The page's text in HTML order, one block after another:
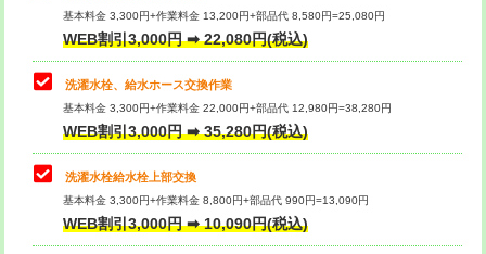
管・ポリ管・HT管使用/3ｍ超え)
排水管工事（土の掘削・埋め戻し作
業）
排水管工事（排水管工事/3ｍまで） 55,000円
排水管工事（追加 排水管工事/3ｍ超
え）
マス交換（土の掘削・埋め戻し作業）
止水・漏水調査・防水処理・清掃・修
理・調整・分解・加工など（重作業）
33,000円
キッチンタンク脱着
その他部品の脱着
交換・取付（タンク）
交換・取付(単水栓（壁付・デッキ
式）)
基本料金 3,300円+作業料金 13,200円+部品代 8,580円=25,080円
WEB割引3,000円 ➡ 22,080円(税込)
洗濯水栓、給水ホース交換作業
基本料金 3,300円+作業料金 22,000円+部品代 12,980円=38,280円
WEB割引3,000円 ➡ 35,280円(税込)
洗濯水栓給水栓上部交換
基本料金 3,300円+作業料金 8,800円+部品代 990円=13,090円
WEB割引3,000円 ➡ 10,090円(税込)